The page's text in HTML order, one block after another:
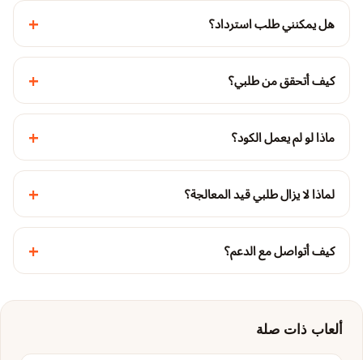
هل يمكنني طلب استرداد؟ +
كيف أتحقق من طلبي؟ +
ماذا لو لم يعمل الكود؟ +
لماذا لا يزال طلبي قيد المعالجة؟ +
كيف أتواصل مع الدعم؟ +
ألعاب ذات صلة